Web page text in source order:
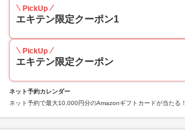
PickUp
エキテン限定クーポン1
PickUp
エキテン限定クーポン
ネット予約カレンダー
ネット予約で最大10,000円分のAmazonギフトカードが当たる！